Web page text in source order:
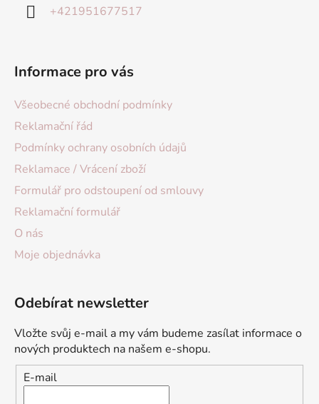
+421951677517
Informace pro vás
Všeobecné obchodní podmínky
Reklamační řád
Podmínky ochrany osobních údajů
Reklamace / Vrácení zboží
Formulář pro odstoupení od smlouvy
Reklamační formulář
O nás
Moje objednávka
Odebírat newsletter
Vložte svůj e-mail a my vám budeme zasílat informace o
nových produktech na našem e-shopu.
E-mail